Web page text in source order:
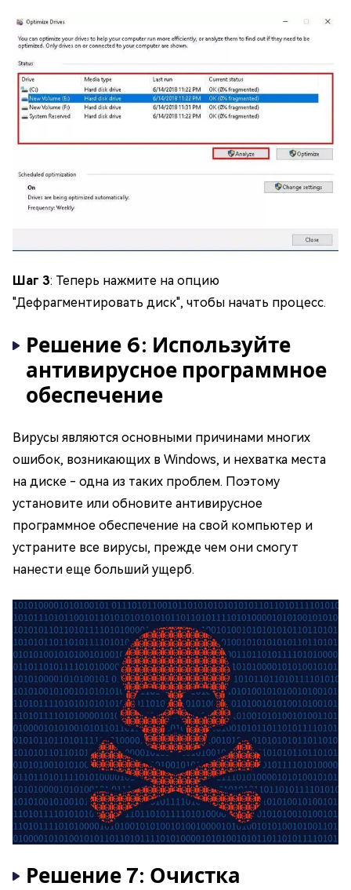
Шаг 3: Теперь нажмите на опцию
"Дефрагментировать диск", чтобы начать процесс.
Решение 6: Используйте
антивирусное программное
обеспечение
Вирусы являются основными причинами многих
ошибок, возникающих в Windows, и нехватка места
на диске - одна из таких проблем. Поэтому
установите или обновите антивирусное
программное обеспечение на свой компьютер и
устраните все вирусы, прежде чем они смогут
нанести еще больший ущерб.
Решение 7: Очистка